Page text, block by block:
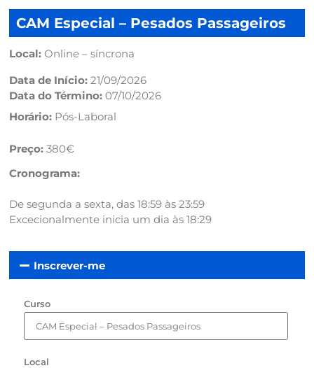
CAM Especial – Pesados Passageiros
Local:Online – síncrona
Data de Início:21/09/2026
Data do Término:07/10/2026
Horário: Pós-Laboral
Preço:380€
Cronograma:
De segunda a sexta, das 18:59 às 23:59
Excecionalmente inicia um dia às 18:29
Inscrever-me
Curso
Local